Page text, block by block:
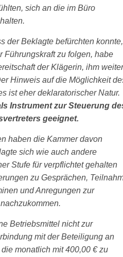
sich an die im Büro
der Beklagte befürchten konnte,
Führungskraft zu folgen, habe
der Klägerin, ihm weiter
Hinweis auf die Möglichkeit
ist eher deklaratorischer Natur.
Instrument zur Steuerung
geeignet.
haben die Kammer davon
sich wie auch andere
Stufe für verpflichtet gehalten
zu Gesprächen,
und Anregungen zur
Betriebsmittel nicht zur
mit der Beteiligung an
monatlich mit 400,00 € zu